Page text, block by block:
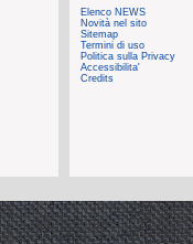
Elenco NEWS
Novità nel sito
Sitemap
Termini di uso
Politica sulla Privacy
Accessibilita'
Credits